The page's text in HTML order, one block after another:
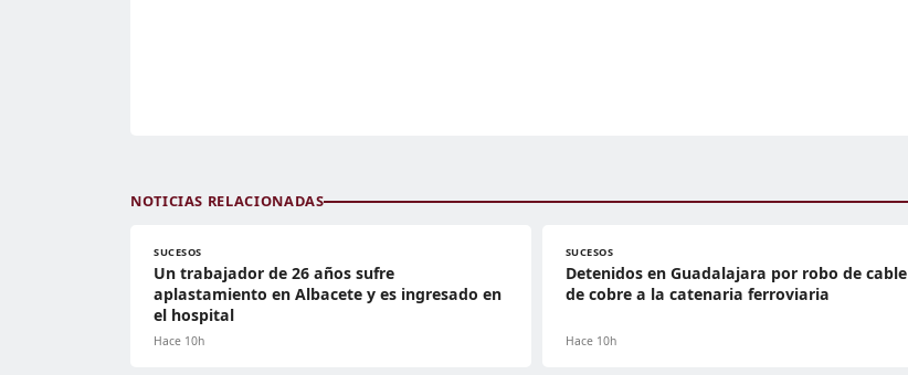
NOTICIAS RELACIONADAS
SUCESOS
Un trabajador de 26 años sufre
aplastamiento en Albacete y es ingresado en
el hospital
Hace 10h
SUCESOS
Detenidos en Guadalajara por robo de cable
de cobre a la catenaria ferroviaria
Hace 10h